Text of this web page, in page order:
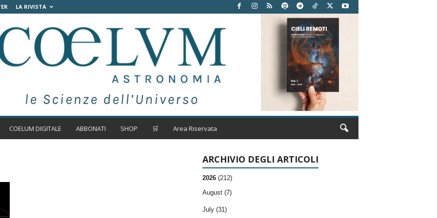
LA RIVISTA
COELUM DIGITALE ABBONATI SHOP 🛒 Area Riservata
ARCHIVIO DEGLI ARTICOLI
2026 (212)
August (7)
July (31)